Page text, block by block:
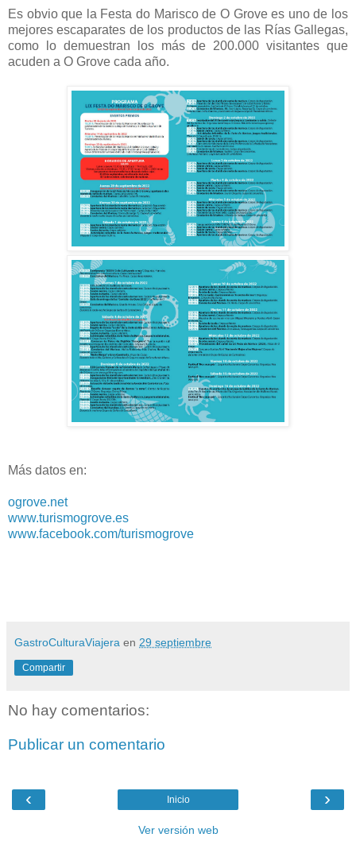
Es obvio que la Festa do Marisco de O Grove es uno de los
mejores escaparates de los productos de las Rías Gallegas,
como lo demuestran los más de 200.000 visitantes que
acuden a O Grove cada año.
Más datos en:
ogrove.net
www.turismogrove.es
www.facebook.com/turismogrove
GastroCulturaViajera en 29 septiembre
Compartir
No hay comentarios:
Publicar un comentario
‹ ›
Inicio
Ver versión web